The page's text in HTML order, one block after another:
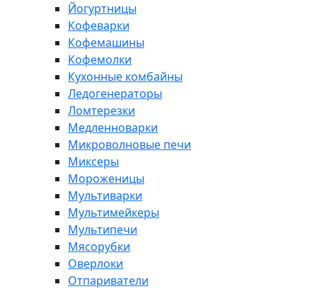
Йогуртницы
Кофеварки
Кофемашины
Кофемолки
Кухонные комбайны
Ледогенераторы
Ломтерезки
Медленноварки
Микроволновые печи
Миксеры
Мороженицы
Мультиварки
Мультимейкеры
Мультипечи
Мясорубки
Оверлоки
Отпариватели